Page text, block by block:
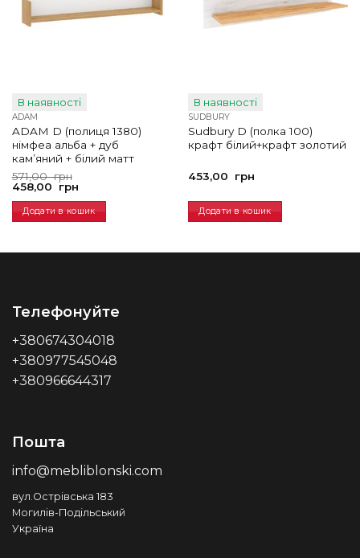
В наявності
ADAM
ADAM D (полиця 1380)
німфеа альба + дуб
кам’яний + білий матт
571,00грн
Оригінальна
ціна:
571,00
грн.
458,00 грн
Поточна
ціна:
458,00
грн.
Додати в кошик
В наявності
SUDBURY
Sudbury D (полка 100)
крафт білий+крафт золотий
453,00 грн
Додати в кошик
Телефонуйте
+380674304018
+380977545048
+380966644317
Пошта
info@mebliblonski.com
вул.Острівська 183
Могилів-Подільський
Україна